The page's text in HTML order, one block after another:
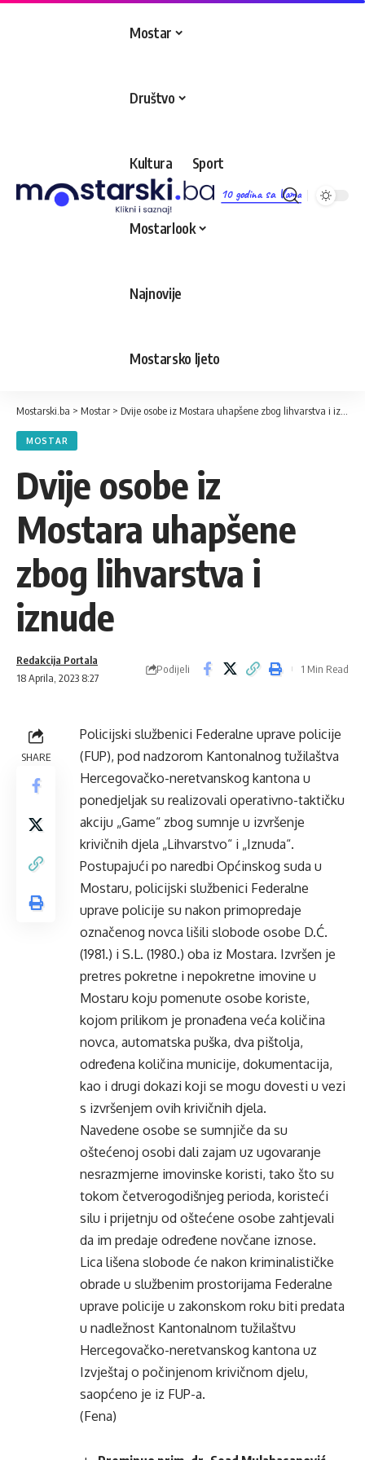
10 godina sa Vama
Mostar
Društvo
Kultura Sport
Mostarlook
Najnovije
Mostarsko ljeto
Mostarski.ba > Mostar > Dvije osobe iz Mostara uhapšene zbog lihvarstva i iznude
MOSTAR
Dvije osobe iz
Mostara uhapšene
zbog lihvarstva i
iznude
18 Aprila, 2023 8:27
Redakcija Portala
Podijeli 1 Min Read
SHARE
Policijski službenici Federalne uprave policije
(FUP), pod nadzorom Kantonalnog tužilaštva
Hercegovačko-neretvanskog kantona u
ponedjeljak su realizovali operativno-taktičku
akciju „Game“ zbog sumnje u izvršenje
krivičnih djela „Lihvarstvo“ i „Iznuda“.
Postupajući po naredbi Općinskog suda u
Mostaru, policijski službenici Federalne
uprave policije su nakon primopredaje
označenog novca lišili slobode osobe D.Ć.
(1981.) i S.L. (1980.) oba iz Mostara. Izvršen je
pretres pokretne i nepokretne imovine u
Mostaru koju pomenute osobe koriste,
kojom prilikom je pronađena veća količina
novca, automatska puška, dva pištolja,
određena količina municije, dokumentacija,
kao i drugi dokazi koji se mogu dovesti u vezi
s izvršenjem ovih krivičnih djela.
Navedene osobe se sumnjiče da su
oštećenoj osobi dali zajam uz ugovaranje
nesrazmjerne imovinske koristi, tako što su
tokom četverogodišnjeg perioda, koristeći
silu i prijetnju od oštećene osobe zahtjevali
da im predaje određene novčane iznose.
Lica lišena slobode će nakon kriminalističke
obrade u službenim prostorijama Federalne
uprave policije u zakonskom roku biti predata
u nadležnost Kantonalnom tužilaštvu
Hercegovačko-neretvanskog kantona uz
Izvještaj o počinjenom krivičnom djelu,
saopćeno je iz FUP-a.
(Fena)